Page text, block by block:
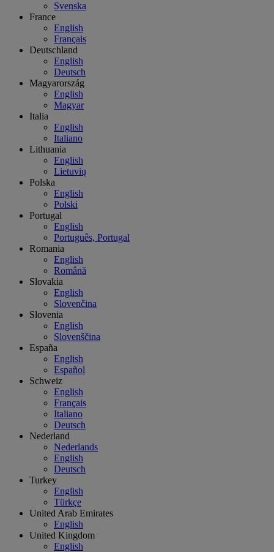
Svenska
France
English
Français
Deutschland
English
Deutsch
Magyarország
English
Magyar
Italia
English
Italiano
Lithuania
English
Lietuvių
Polska
English
Polski
Portugal
English
Português, Portugal
Romania
English
Română
Slovakia
English
Slovenčina
Slovenia
English
Slovenščina
España
English
Español
Schweiz
English
Français
Italiano
Deutsch
Nederland
Nederlands
English
Deutsch
Turkey
English
Türkçe
United Arab Emirates
English
United Kingdom
English